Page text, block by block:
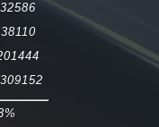
32586
38110